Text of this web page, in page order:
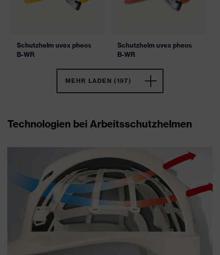
Schutzhelm uvex pheos
B-WR
Schutzhelm uvex pheos
B-WR
MEHR LADEN (197)
Technologien bei Arbeitsschutzhelmen